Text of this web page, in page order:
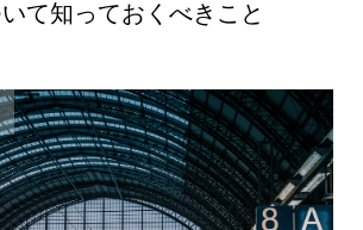
て知っておくべきこと